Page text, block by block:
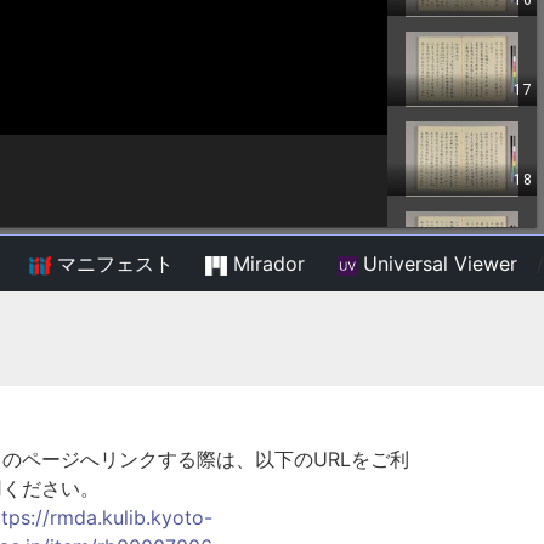
マニフェスト Mirador Universal Viewer
ページへリンクする際は、以下のURLをご利
ださい。
rmda.kulib.kyoto-